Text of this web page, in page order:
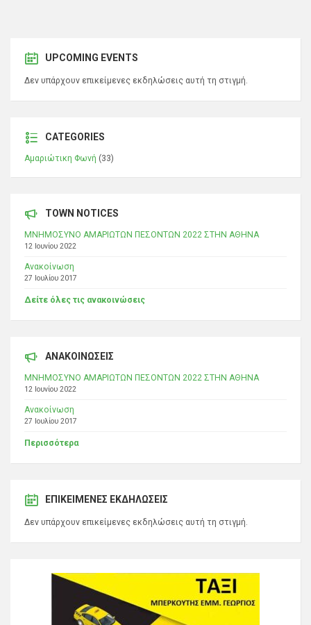
UPCOMING EVENTS
Δεν υπάρχουν επικείμενες εκδηλώσεις αυτή τη στιγμή.
CATEGORIES
Αμαριώτικη Φωνή (33)
TOWN NOTICES
ΜΝΗΜΟΣΥΝΟ ΑΜΑΡΙΩΤΩΝ ΠΕΣΟΝΤΩΝ 2022 ΣΤΗΝ ΑΘΗΝΑ
12 Ιουνίου 2022
Ανακοίνωση
27 Ιουλίου 2017
Δείτε όλες τις ανακοινώσεις
ΑΝΑΚΟΙΝΩΣΕΙΣ
ΜΝΗΜΟΣΥΝΟ ΑΜΑΡΙΩΤΩΝ ΠΕΣΟΝΤΩΝ 2022 ΣΤΗΝ ΑΘΗΝΑ
12 Ιουνίου 2022
Ανακοίνωση
27 Ιουλίου 2017
Περισσότερα
ΕΠΙΚΕΊΜΕΝΕΣ ΕΚΔΗΛΏΣΕΙΣ
Δεν υπάρχουν επικείμενες εκδηλώσεις αυτή τη στιγμή.